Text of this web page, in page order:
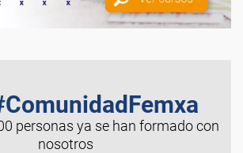
personas ya se han formado con
nosotros